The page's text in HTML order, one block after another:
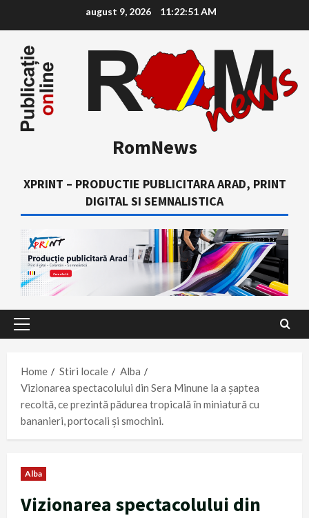
content
august 9, 2026 11:22:52 AM
RomNews
XPRINT – PRODUCTIE PUBLICITARA ARAD, PRINT
DIGITAL SI SEMNALISTICA
Primary
Home
Stiri locale
Alba
Vizionarea spectacolului din Sera Minune la a șaptea
recoltă, ce prezintă pădurea tropicală în miniatură cu
bananieri, portocali și smochini.
Alba
Vizionarea spectacolului din